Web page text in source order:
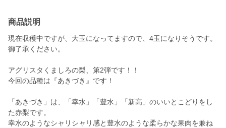
商品説明
現在収穫中ですが、大玉になってますので、4玉になりそうです。
御了承ください。
アグリスタくましろの梨、第2弾です！！
今回の品種は『あきづき』です！
「あきづき」は、「幸水」「豊水」「新高」のいいとこどりをし
た赤梨です。
幸水のようなシャリシャリ感と豊水のような柔らかな果肉を兼ね